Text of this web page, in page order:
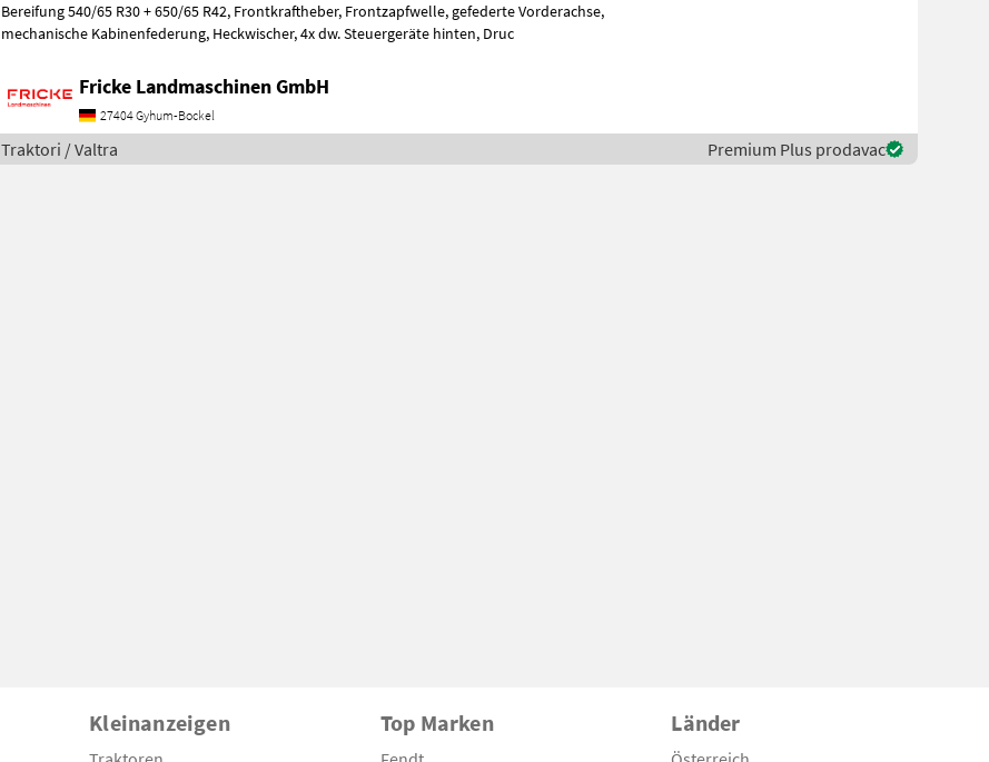
Bereifung 540/65 R30 + 650/65 R42, Frontkraftheber, Frontzapfwelle, gefederte Vorderachse,
mechanische Kabinenfederung, Heckwischer, 4x dw. Steuergeräte hinten, Druc
Fricke Landmaschinen GmbH
27404 Gyhum-Bockel
Traktori / Valtra Premium Plus prodavac
Kleinanzeigen Top Marken Länder